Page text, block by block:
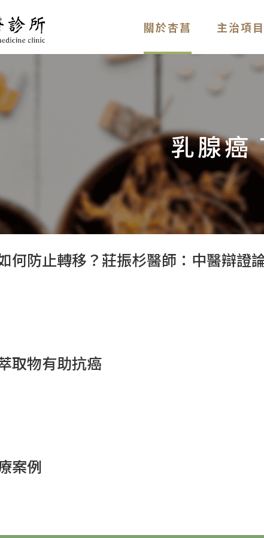
關於杏菖 主治項目
乳腺癌
何防止轉移？莊振杉醫師：中醫辯證
取物有助抗癌
案例